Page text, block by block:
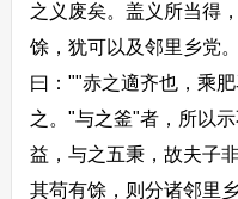
之义废矣。盖义所当得
馀，犹可以及邻里乡党
曰：""赤之適齐也，乘
之。"与之釜"者，所以
益，与之五秉，故夫子
其苟有馀，则分诸邻里